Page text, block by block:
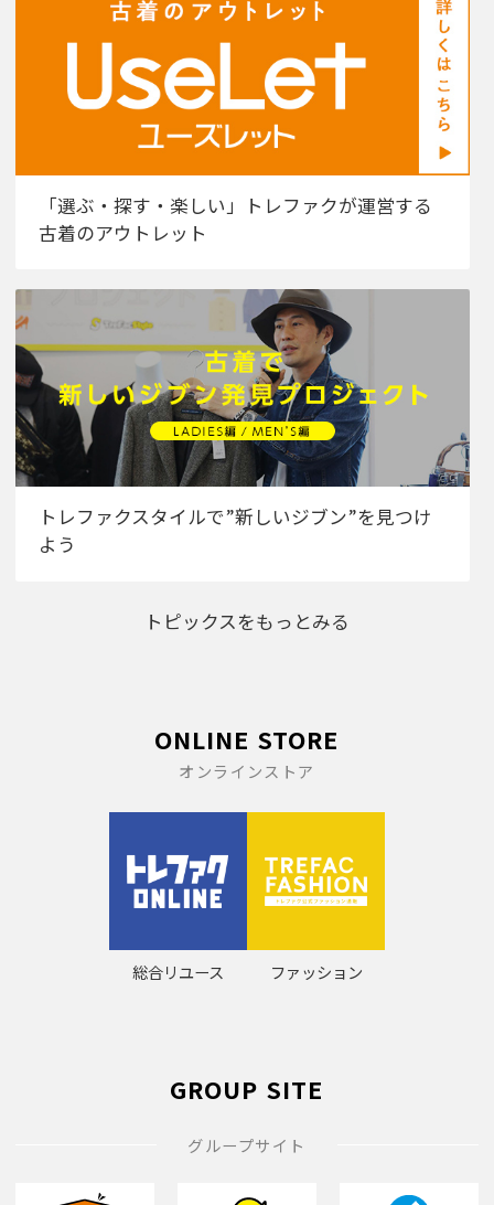
「選ぶ・探す・楽しい」トレファクが運営する
古着のアウトレット
トレファクスタイルで”新しいジブン”を見つけ
よう
トピックスをもっとみる
ONLINE STORE
オンラインストア
総合リユース ファッション
GROUP SITE
グループサイト